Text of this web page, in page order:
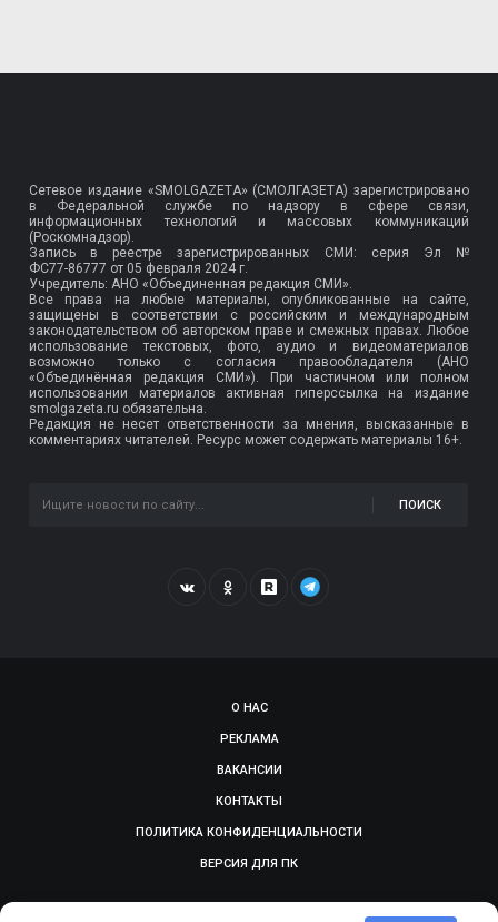
Сетевое издание «SMOLGAZETA» (СМОЛГАЗЕТА) зарегистрировано
в Федеральной службе по надзору в сфере связи,
информационных технологий и массовых коммуникаций
(Роскомнадзор).
Запись в реестре зарегистрированных СМИ: серия Эл №
ФС77-86777 от 05 февраля 2024 г.
Учредитель: АНО «Объединенная редакция СМИ».
Все права на любые материалы, опубликованные на сайте,
защищены в соответствии с российским и международным
законодательством об авторском праве и смежных правах. Любое
использование текстовых, фото, аудио и видеоматериалов
возможно только с согласия правообладателя (АНО
«Объединённая редакция СМИ»). При частичном или полном
использовании материалов активная гиперссылка на издание
smolgazeta.ru обязательна.
Редакция не несет ответственности за мнения, высказанные в
комментариях читателей. Ресурс может содержать материалы 16+.
ПОИСК
О НАС
РЕКЛАМА
ВАКАНСИИ
КОНТАКТЫ
ПОЛИТИКА КОНФИДЕНЦИАЛЬНОСТИ
ВЕРСИЯ ДЛЯ ПК